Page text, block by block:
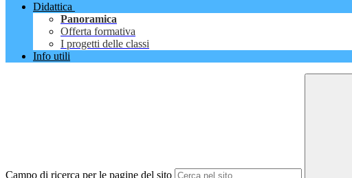
Didattica
Panoramica
Offerta formativa
I progetti delle classi
Info utili
Campo di ricerca per le pagine del sito